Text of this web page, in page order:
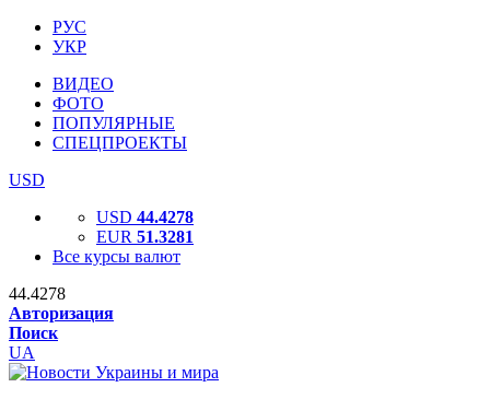
РУС
УКР
ВИДЕО
ФОТО
ПОПУЛЯРНЫЕ
СПЕЦПРОЕКТЫ
USD
USD 44.4278
EUR 51.3281
Все курсы валют
44.4278
Авторизация
Поиск
UA